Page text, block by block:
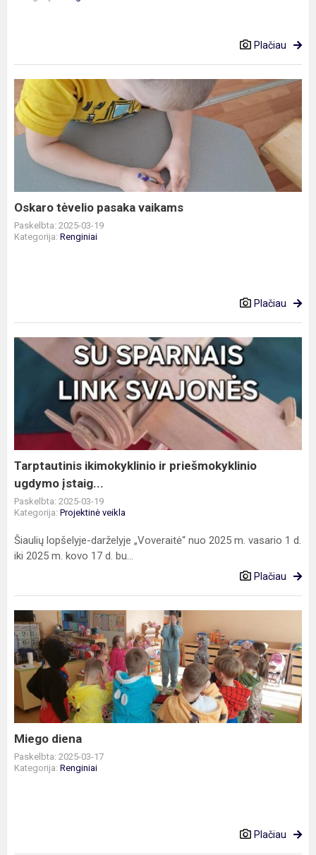
Plačiau
Oskaro
tėvelio
pasaka
vaikams
Oskaro tėvelio pasaka vaikams
Paskelbta: 2025-03-19
Kategorija: Renginiai
Plačiau
Tarptautinis
ikimokyklinio
priešmokyklinio
ugdymo
įstaig...
Tarptautinis ikimokyklinio ir priešmokyklinio
ugdymo įstaig...
Paskelbta: 2025-03-19
Kategorija: Projektinė veikla
Šiaulių lopšelyje-darželyje „Voveraitė“ nuo 2025 m. vasario 1 d.
iki 2025 m. kovo 17 d. bu...
Plačiau
Miego
diena
Miego diena
Paskelbta: 2025-03-17
Kategorija: Renginiai
Plačiau